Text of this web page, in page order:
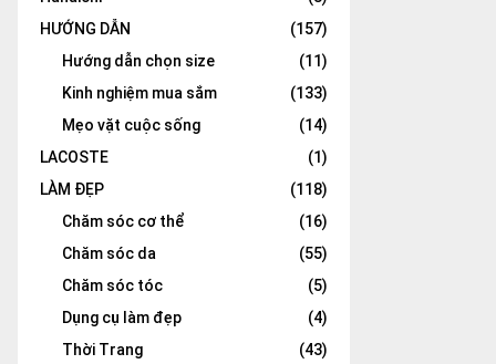
HƯỚNG DẪN
(157)
Hướng dẫn chọn size
(11)
Kinh nghiệm mua sắm
(133)
Mẹo vặt cuộc sống
(14)
LACOSTE
(1)
LÀM ĐẸP
(118)
Chăm sóc cơ thể
(16)
Chăm sóc da
(55)
Chăm sóc tóc
(5)
Dụng cụ làm đẹp
(4)
Thời Trang
(43)